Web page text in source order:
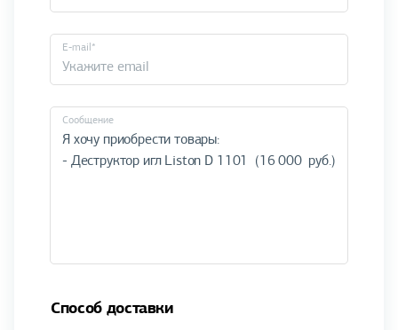
E-mail*
Cообщение
Способ доставки